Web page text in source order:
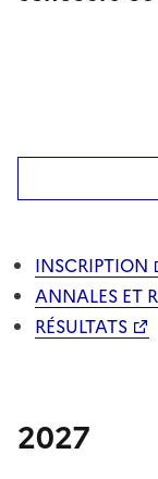
INSCRIPTION
ANNALES ET
RÉSULTATS
2027